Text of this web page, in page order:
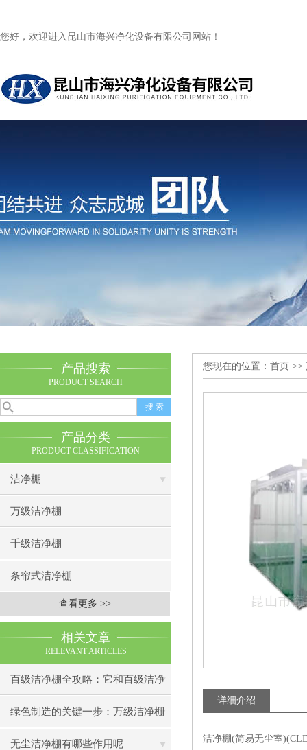
您好，欢迎进入昆山市海兴净化设备有限公司网站！
产品搜索
PRODUCT SEARCH
产品分类
PRODUCT CLASSIFICATION
洁净棚
万级洁净棚
千级洁净棚
条帘式洁净棚
查看更多 >>
相关文章
RELEVANT ARTICLES
百级洁净棚全攻略：它和百级洁净
室到底有什么区别？
绿色制造的关键一步：万级洁净棚
助力环保型半导体产业发展
无尘洁净棚有哪些作用呢
您现在的位置： 首页 >>
详细介绍
洁净棚(简易无尘室